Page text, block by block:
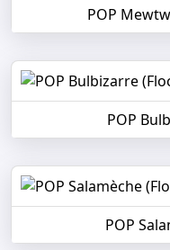
POP
POP
POP